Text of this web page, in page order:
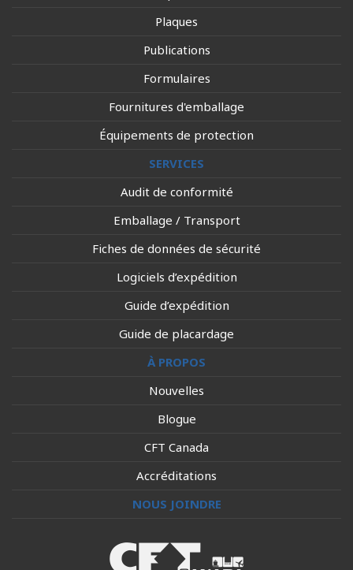
Plaques
Publications
Formulaires
Fournitures d'emballage
Équipements de protection
SERVICES
Audit de conformité
Emballage / Transport
Fiches de données de sécurité
Logiciels d’expédition
Guide d’expédition
Guide de placardage
À PROPOS
Nouvelles
Blogue
CFT Canada
Accréditations
NOUS JOINDRE